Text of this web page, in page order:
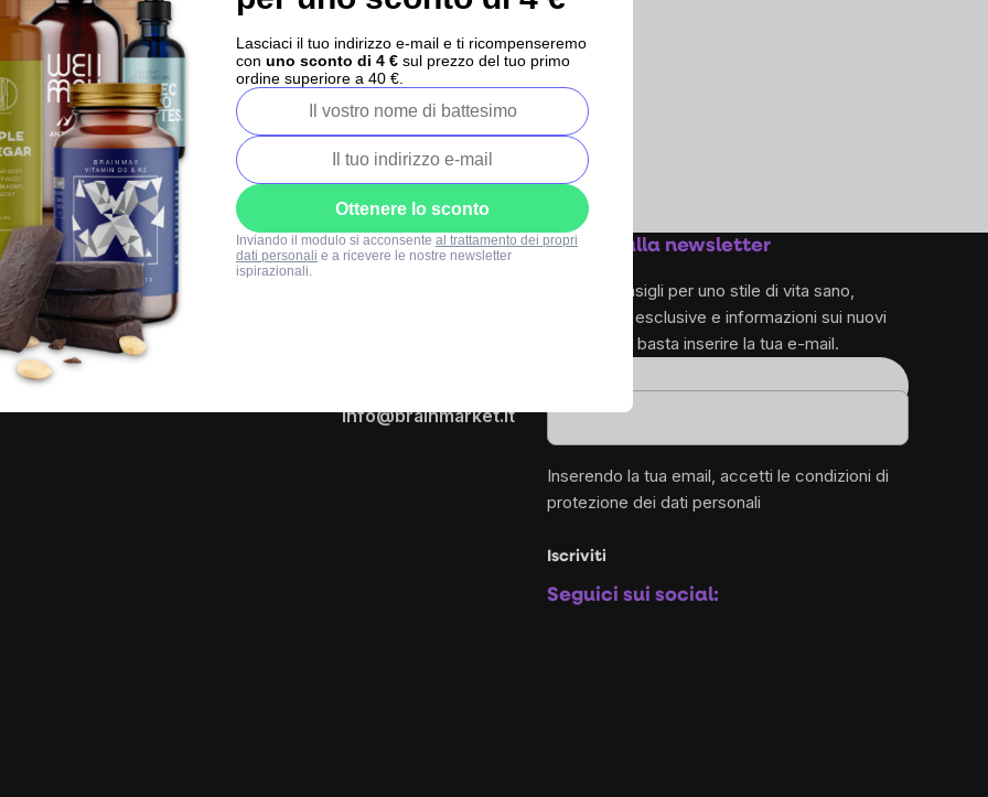
I nostri progetti
Blog
Contatti
info@brainmarket.it
Iscriviti alla newsletter
e ricevi consigli per uno stile di vita sano,
promozioni esclusive e informazioni sui nuovi
prodotti – ti basta inserire la tua e-mail.
Inserendo la tua email, accetti le condizioni di
protezione dei dati personali
Iscriviti
Seguici sui social:
Lasciaci il tuo indirizzo e-mail e ti ricompenseremo
con uno sconto di 4 € sul prezzo del tuo primo
ordine superiore a 40 €.
Ottenere lo sconto
Inviando il modulo si acconsente al trattamento dei propri
dati personali e a ricevere le nostre newsletter
ispirazionali.